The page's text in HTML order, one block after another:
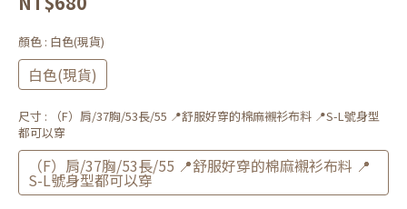
顏色 : 白色(現貨)
白色(現貨)
尺寸 : （F）肩/37胸/53長/55 📍舒服好穿的棉麻襯衫布料 📍S-L號身型
都可以穿
（F）肩/37胸/53長/55 📍舒服好穿的棉麻襯衫布料 📍
S-L號身型都可以穿